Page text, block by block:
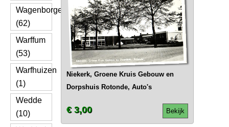
Wagenborgen
(62)
Warffum
(53)
Warfhuizen
(1)
Wedde
(10)
Niekerk, Groene Kruis Gebouw en
Dorpshuis Rotonde, Auto's
Bekijk
€ 3,00